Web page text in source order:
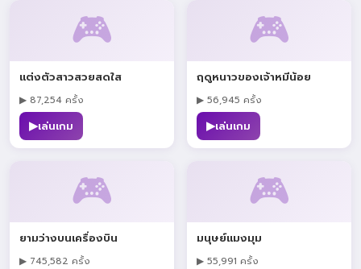
🎮
แต่งตัวสาวสวยสดใส
▶ 87,254 ครั้ง
▶เล่นเกม
🎮
ฤดูหนาวของเจ้าหมีน้อย
▶ 56,945 ครั้ง
▶เล่นเกม
🎮
ยามว่างบนเครื่องบิน
▶ 745,582 ครั้ง
🎮
มนุษย์แมงมุม
▶ 55,991 ครั้ง